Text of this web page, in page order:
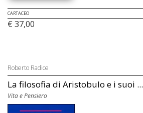
CARTACEO
€ 37,00
Roberto Radice
La filosofia di Aristobulo e i suoi ...
Vita e Pensiero